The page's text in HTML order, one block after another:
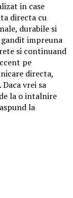
in case
directa cu
durabile si
impreuna
si continuand
pe
directa,
vrei sa
la o intalnire
la